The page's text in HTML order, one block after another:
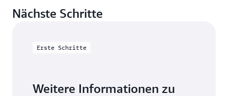
Nächste Schritte
Erste Schritte
Weitere Informationen zu